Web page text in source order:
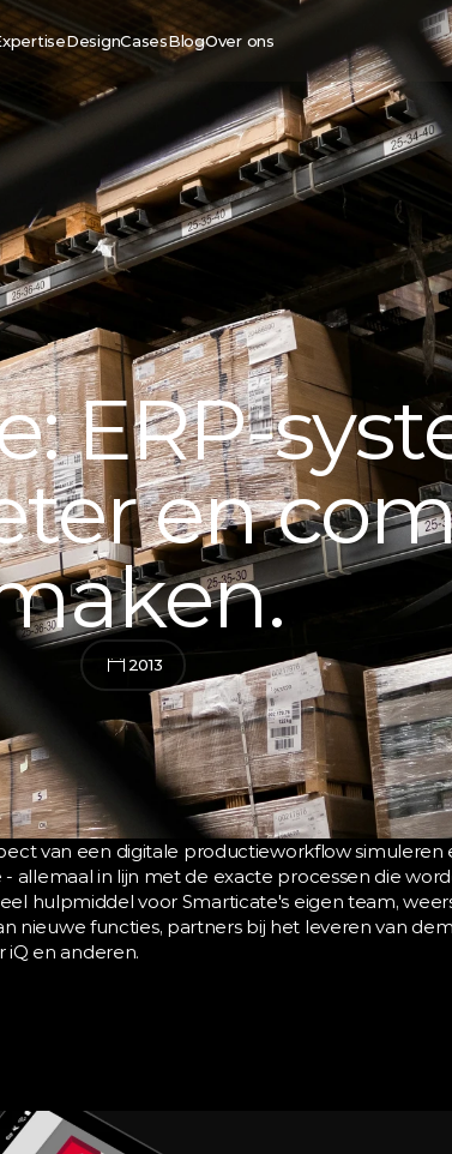
DesignCasesBlogOver ons
en
2013
van een digitale productieworkflow simuleren
allemaal in lijn met de exacte processen die
hulpmiddel voor Smarticate's eigen team,
nieuwe functies, partners bij het leveren van
iQ en anderen.